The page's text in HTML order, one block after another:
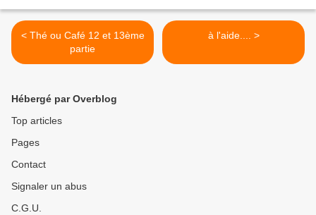
< Thé ou Café 12 et 13ème
partie
à l'aide.... >
Hébergé par Overblog
Top articles
Pages
Contact
Signaler un abus
C.G.U.